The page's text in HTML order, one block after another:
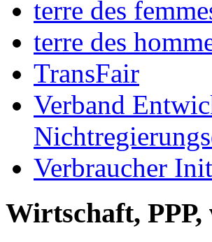
terre des
terre des
TransFair
Verband
Verbraucher
Wirtschaft,